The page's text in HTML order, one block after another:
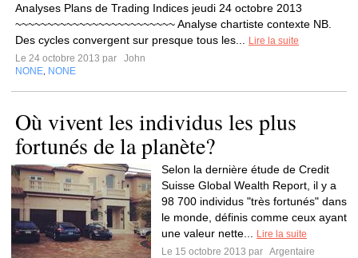
Analyses Plans de Trading Indices jeudi 24 octobre 2013
~~~~~~~~~~~~~~~~~~~~~~~~~ Analyse chartiste contexte NB.
Des cycles convergent sur presque tous les...
Lire la suite
Le 24 octobre 2013 par
John
NONE NONE
Où vivent les individus les plus
fortunés de la planète?
Selon la dernière étude de Credit
Suisse Global Wealth Report, il y a
98 700 individus "très fortunés" dans
le monde, définis comme ceux ayant
une valeur nette...
Lire la suite
Le 15 octobre 2013 par Argentaire